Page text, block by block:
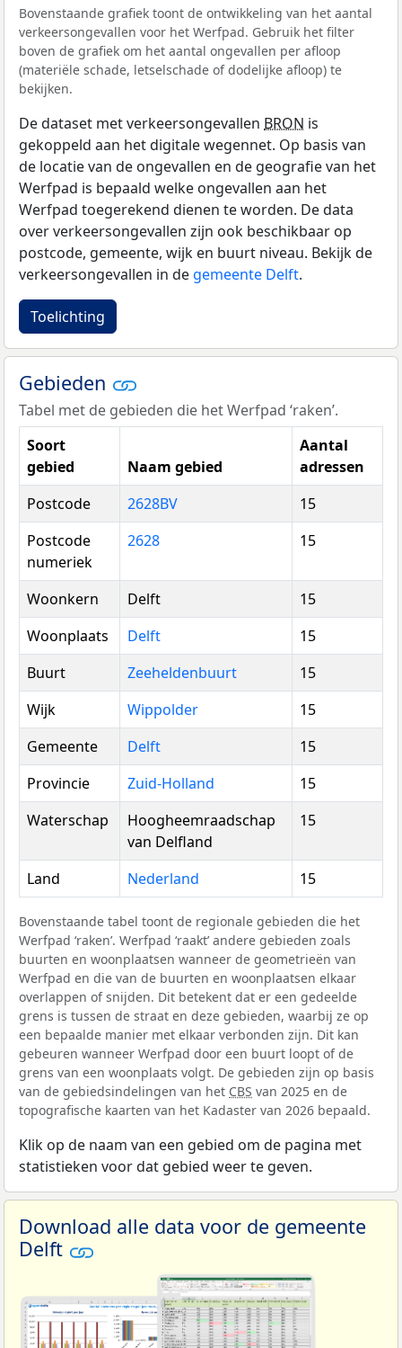
Bovenstaande grafiek toont de ontwikkeling van het aantal
verkeersongevallen voor het Werfpad. Gebruik het filter
boven de grafiek om het aantal ongevallen per afloop
(materiële schade, letselschade of dodelijke afloop) te
bekijken.
De dataset met verkeersongevallen BRON is
gekoppeld aan het digitale wegennet. Op basis van
de locatie van de ongevallen en de geografie van het
Werfpad is bepaald welke ongevallen aan het
Werfpad toegerekend dienen te worden. De data
over verkeersongevallen zijn ook beschikbaar op
postcode, gemeente, wijk en buurt niveau. Bekijk de
verkeersongevallen in de gemeente Delft.
Toelichting
Gebieden
Tabel met de gebieden die het Werfpad ‘raken’.
Soort
gebied
Naam gebied
Aantal
adressen
Postcode
2628BV
15
Postcode
numeriek
2628 15
Woonkern Delft
15
Woonplaats
Delft
15
Buurt
Zeeheldenbuurt
15
Wijk
Wippolder
15
Gemeente
Delft
15
Provincie
Zuid-Holland
15
Waterschap
Hoogheemraadschap
van Delfland
15
Land Nederland 15
Bovenstaande tabel toont de regionale gebieden die het
Werfpad ‘raken’. Werfpad ‘raakt’ andere gebieden zoals
buurten en woonplaatsen wanneer de geometrieën van
Werfpad en die van de buurten en woonplaatsen elkaar
overlappen of snijden. Dit betekent dat er een gedeelde
grens is tussen de straat en deze gebieden, waarbij ze op
een bepaalde manier met elkaar verbonden zijn. Dit kan
gebeuren wanneer Werfpad door een buurt loopt of de
grens van een woonplaats volgt. De gebieden zijn op basis
van de gebiedsindelingen van het CBS van 2025 en de
topografische kaarten van het Kadaster van 2026 bepaald.
Klik op de naam van een gebied om de pagina met
statistieken voor dat gebied weer te geven.
Download alle data voor de gemeente
Delft